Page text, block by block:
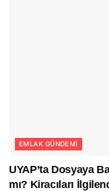
EMLAK GÜNDEMI
UYAP’ta Dosyaya
mı? Kiracıları